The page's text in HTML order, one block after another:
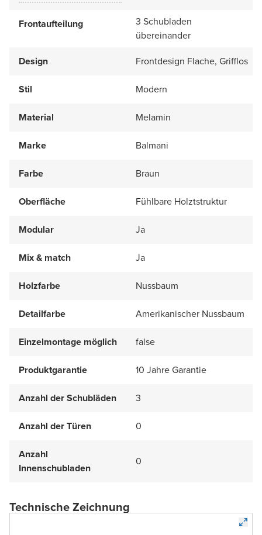
Frontaufteilung
3 Schubladen
übereinander
Design
Frontdesign Flache, Grifflos
Stil Modern
Material Melamin
Marke Balmani
Farbe Braun
Oberfläche Fühlbare Holztstruktur
Modular Ja
Mix & match Ja
Holzfarbe Nussbaum
Detailfarbe Amerikanischer Nussbaum
Einzelmontage möglich false
Produktgarantie 10 Jahre Garantie
Anzahl der Schubläden 3
Anzahl der Türen 0
Anzahl
Innenschubladen
0
Technische Zeichnung